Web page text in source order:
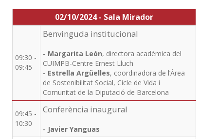
02/10/2024 - Sala Mirador
09:30 -
09:45
Benvinguda institucional
- Margarita León, directora acadèmica del
CUIMPB-Centre Ernest Lluch
- Estrella Argüelles, coordinadora de l’Àrea
de Sostenibilitat Social, Cicle de Vida i
Comunitat de la Diputació de Barcelona
09:45 -
10:30
Conferència inaugural
- Javier Yanguas